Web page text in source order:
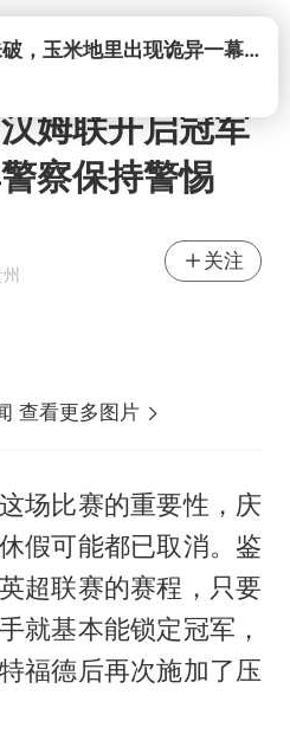
打开
姆联开启冠军
察保持警惕
州
关注
查看更多图片
场比赛的重要性，庆
假可能都已取消。鉴
超联赛的赛程，只要
就基本能锁定冠军，
福德后再次施加了压